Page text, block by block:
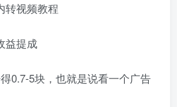
转视频教程
益提成
0.7-5块，也就是说看一个广告